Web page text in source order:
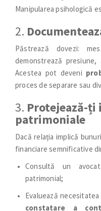
Manipularea psihologică
2.
Păstrează dovezi:
demonstrează presiune,
Acestea pot deveni
proces de separare sau
3. Protejează-ți
patrimoniale
Dacă relația implică
financiare semnificative
Consultă un
patrimonial;
Evaluează necesitatea
constatare a